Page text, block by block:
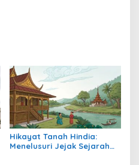
Hikayat Tanah Hindia:
Menelusuri Jejak Sejarah